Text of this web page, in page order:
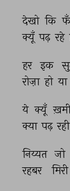
देखो कि
क्यूँ पढ़ रहे
हर इक
रोज़ा हो या
ये क्यूँ
क्या पढ़ रही
निय्यत जो
रहबर
मिरी